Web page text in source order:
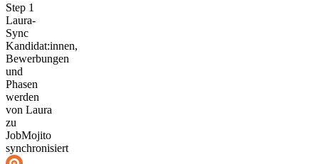
Step 1
Laura-
Sync
Kandidat:innen,
Bewerbungen
und
Phasen
werden
von Laura
zu
JobMojito
synchronisiert